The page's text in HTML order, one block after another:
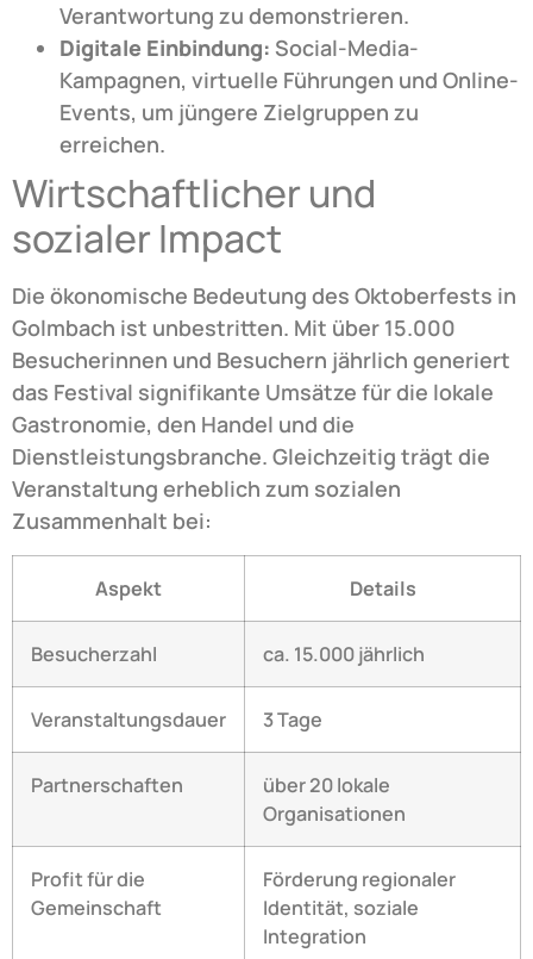
Verantwortung zu demonstrieren.
Digitale Einbindung: Social-Media-
Kampagnen, virtuelle Führungen und Online-
Events, um jüngere Zielgruppen zu
erreichen.
Wirtschaftlicher und
sozialer Impact
Die ökonomische Bedeutung des Oktoberfests in
Golmbach ist unbestritten. Mit über 15.000
Besucherinnen und Besuchern jährlich generiert
das Festival signifikante Umsätze für die lokale
Gastronomie, den Handel und die
Dienstleistungsbranche. Gleichzeitig trägt die
Veranstaltung erheblich zum sozialen
Zusammenhalt bei:
Aspekt Details
Besucherzahl ca. 15.000 jährlich
Veranstaltungsdauer 3 Tage
Partnerschaften
über 20 lokale
Organisationen
Profit für die
Gemeinschaft
Förderung regionaler
Identität, soziale
Integration